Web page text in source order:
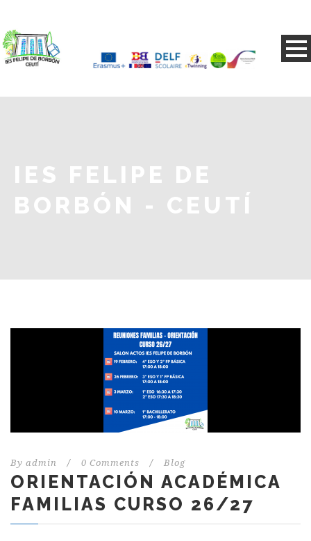
IES FELIPE DE
BORBÓN - CEUTÍ
By admin / 0 Comments / Blog
ORIENTACIÓN ACADÉMICA
FAMILIAS CURSO 26/27